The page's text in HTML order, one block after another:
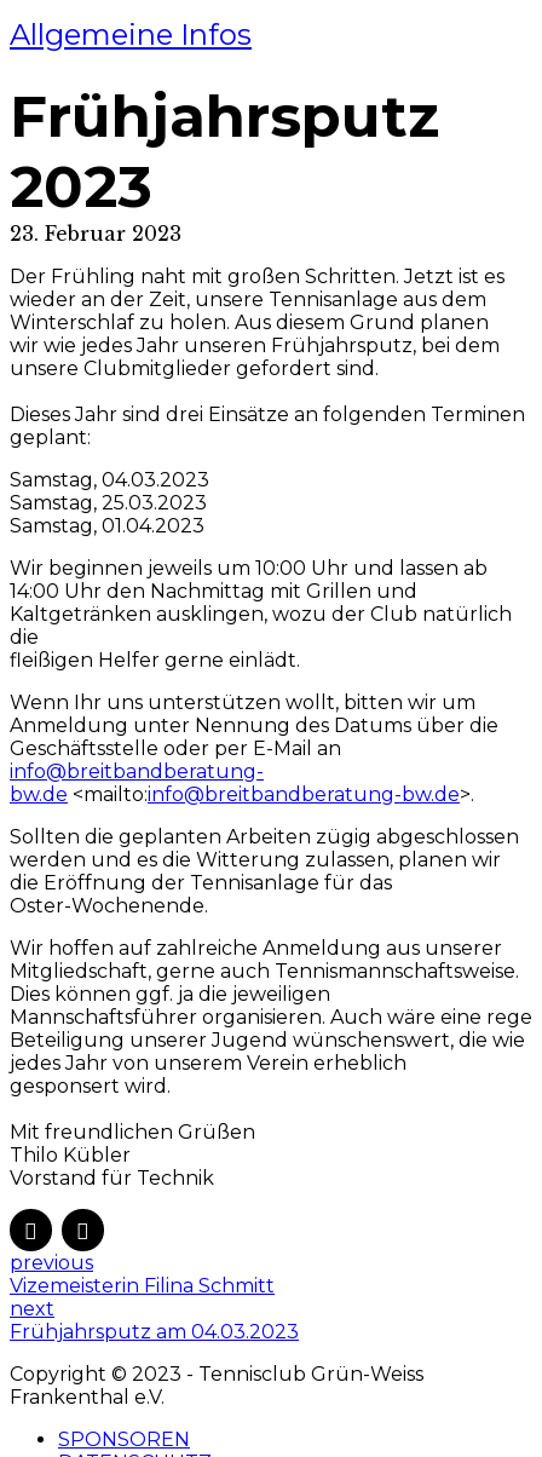
Allgemeine Infos
Frühjahrsputz
2023
23. Februar 2023
Der Frühling naht mit großen Schritten. Jetzt ist es
wieder an der Zeit, unsere Tennisanlage aus dem
Winterschlaf zu holen. Aus diesem Grund planen
wir wie jedes Jahr unseren Frühjahrsputz, bei dem
unsere Clubmitglieder gefordert sind.
Dieses Jahr sind drei Einsätze an folgenden Terminen
geplant:
Samstag, 04.03.2023
Samstag, 25.03.2023
Samstag, 01.04.2023
Wir beginnen jeweils um 10:00 Uhr und lassen ab
14:00 Uhr den Nachmittag mit Grillen und
Kaltgetränken ausklingen, wozu der Club natürlich
die
fleißigen Helfer gerne einlädt.
Wenn Ihr uns unterstützen wollt, bitten wir um
Anmeldung unter Nennung des Datums über die
Geschäftsstelle oder per E-Mail an
info@breitbandberatung-
bw.de <mailto:info@breitbandberatung-bw.de>.
Sollten die geplanten Arbeiten zügig abgeschlossen
werden und es die Witterung zulassen, planen wir
die Eröffnung der Tennisanlage für das
Oster-Wochenende.
Wir hoffen auf zahlreiche Anmeldung aus unserer
Mitgliedschaft, gerne auch Tennismannschaftsweise.
Dies können ggf. ja die jeweiligen
Mannschaftsführer organisieren. Auch wäre eine rege
Beteiligung unserer Jugend wünschenswert, die wie
jedes Jahr von unserem Verein erheblich
gesponsert wird.
Mit freundlichen Grüßen
Thilo Kübler
Vorstand für Technik
previous
Vizemeisterin Filina Schmitt
next
Frühjahrsputz am 04.03.2023
Copyright © 2023 - Tennisclub Grün-Weiss
Frankenthal e.V.
SPONSOREN